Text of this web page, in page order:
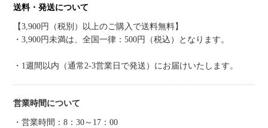
送料・発送について
【3,900円（税別）以上のご購入で送料無料】
・3,900円未満は、全国一律：500円（税込）となります。
・1週間以内（通常2-3営業日で発送）にお届けいたします。
営業時間について
・営業時間：8：30～17：00